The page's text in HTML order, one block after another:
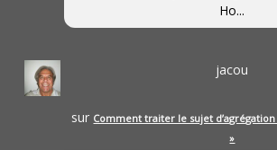
Ho...
jacou
sur Comment traiter le sujet
»